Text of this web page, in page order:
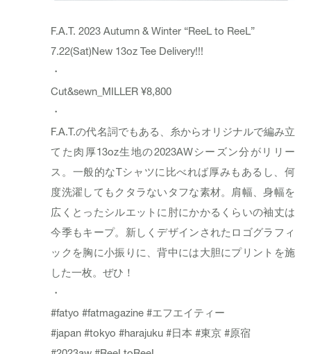
F.A.T. 2023 Autumn & Winter “ReeL to ReeL”
7.22(Sat)New 13oz Tee Delivery!!!
・
Cut&sewn_ MILLER ¥8,800
・
F.A.T.の代名詞でもある、糸からオリジナルで編み立
てた肉厚13oz生地の2023AWシーズン分がリリー
ス。一般的なTシャツに比べれば厚みもあるし、何
度洗濯してもクタラないタフな素材。肩幅、身幅を
広くとったシルエットに肘にかかるくらいの袖丈は
今季もキープ。新しくデザインされたロゴグラフィ
ックを胸に小振りに、背中には大胆にプリントを施
した一枚。ぜひ！
・
#fatyo #fatmagazine #エフエイティー
#japan #tokyo #harajuku #日本 #東京 #原宿